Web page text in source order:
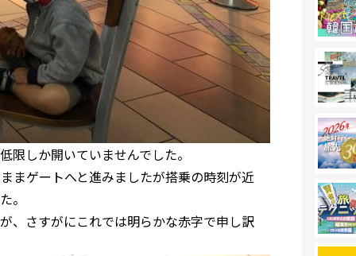
しか開いていませんでした。
まゲートへと進みましたが搭乗の時刻が近
。
、さすがにこれでは明らかな赤字で申し訳